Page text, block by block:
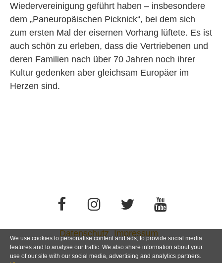
Wiedervereinigung geführt haben – insbesondere
dem „Paneuropäischen Picknick“, bei dem sich
zum ersten Mal der eisernen Vorhang lüftete. Es ist
auch schön zu erleben, dass die Vertriebenen und
deren Familien nach über 70 Jahren noch ihrer
Kultur gedenken aber gleichsam Europäer im
Herzen sind.
Datenschutz Impressum
We use cookies to personalise content and ads, to provide social media
features and to analyse our traffic. We also share information about your
use of our site with our social media, advertising and analytics partners.